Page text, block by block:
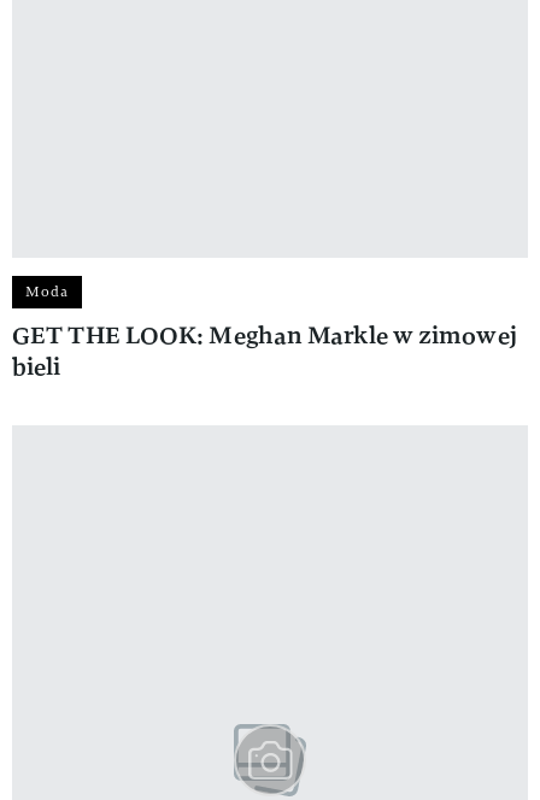
Moda
GET THE LOOK: Meghan Markle w zimowej
bieli